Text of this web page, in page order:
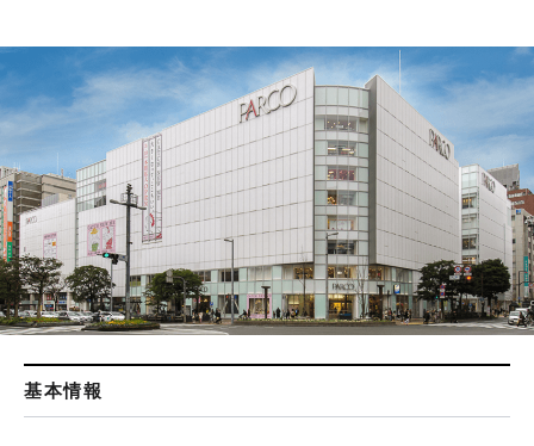
基本情報